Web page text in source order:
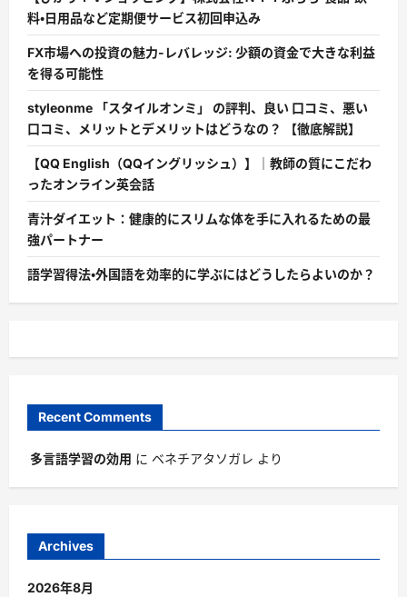
料・日用品など定期便サービス初回申込み
FX市場への投資の魅力-レバレッジ: 少額の資金で大きな利益
を得る可能性
styleonme 「スタイルオンミ」 の評判、良い 口コミ、悪い
口コミ、メリットとデメリットはどうなの？ 【徹底解説】
【QQ English（QQイングリッシュ）】｜教師の質にこだわ
ったオンライン英会話
青汁ダイエット：健康的にスリムな体を手に入れるための最
強パートナー
語学習得法・外国語を効率的に学ぶにはどうしたらよいのか？
Recent Comments
多言語学習の効用 に ベネチアタソガレ より
Archives
2026年8月